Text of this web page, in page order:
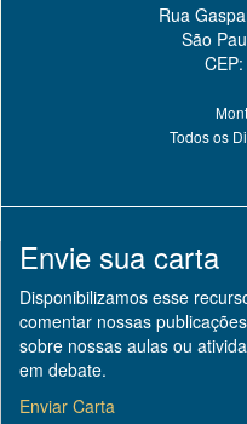
Rua
São
Todos os
Envie sua carta
Disponibilizamos esse
comentar nossas
sobre nossas aulas ou
em debate.
Enviar Carta